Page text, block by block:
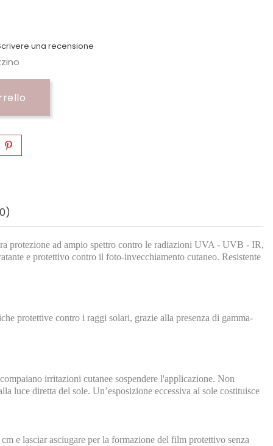
una recensione
protezione ad ampio spettro contro le radiazioni UVA - UVB - IR,
e protettivo contro il foto-invecchiamento cutaneo. Resistente
protettive contro i raggi solari, grazie alla presenza di gamma-
irritazioni cutanee sospendere l'applicazione. Non
luce diretta del sole. Un’esposizione eccessiva al sole costituisce
e lasciar asciugare per la formazione del film protettivo senza